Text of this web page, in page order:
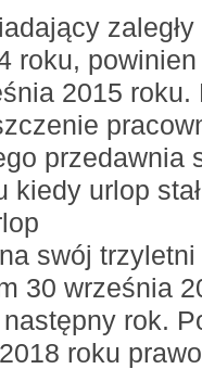
zaległy
roku,
2015
przedawnia
kiedy urlop
swój
30 września
rok.
roku